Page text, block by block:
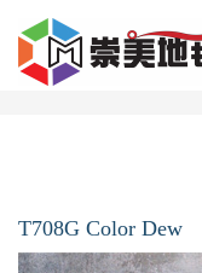
T708G Color Dew